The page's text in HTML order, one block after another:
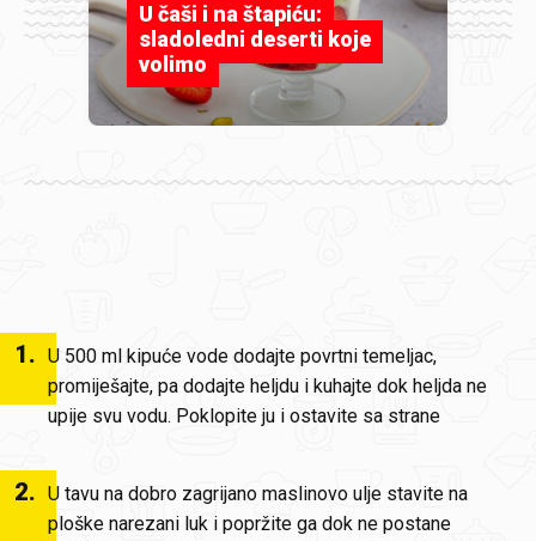
U čaši i na štapiću:
sladoledni deserti koje
volimo
1. U 500 ml kipuće vode dodajte povrtni temeljac,
promiješajte, pa dodajte heljdu i kuhajte dok heljda ne
upije svu vodu. Poklopite ju i ostavite sa strane
2. U tavu na dobro zagrijano maslinovo ulje stavite na
ploške narezani luk i popržite ga dok ne postane